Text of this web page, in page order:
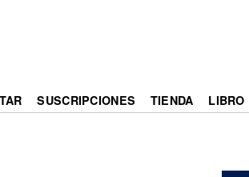
SUSCRIPCIONES TIENDA LIBRO